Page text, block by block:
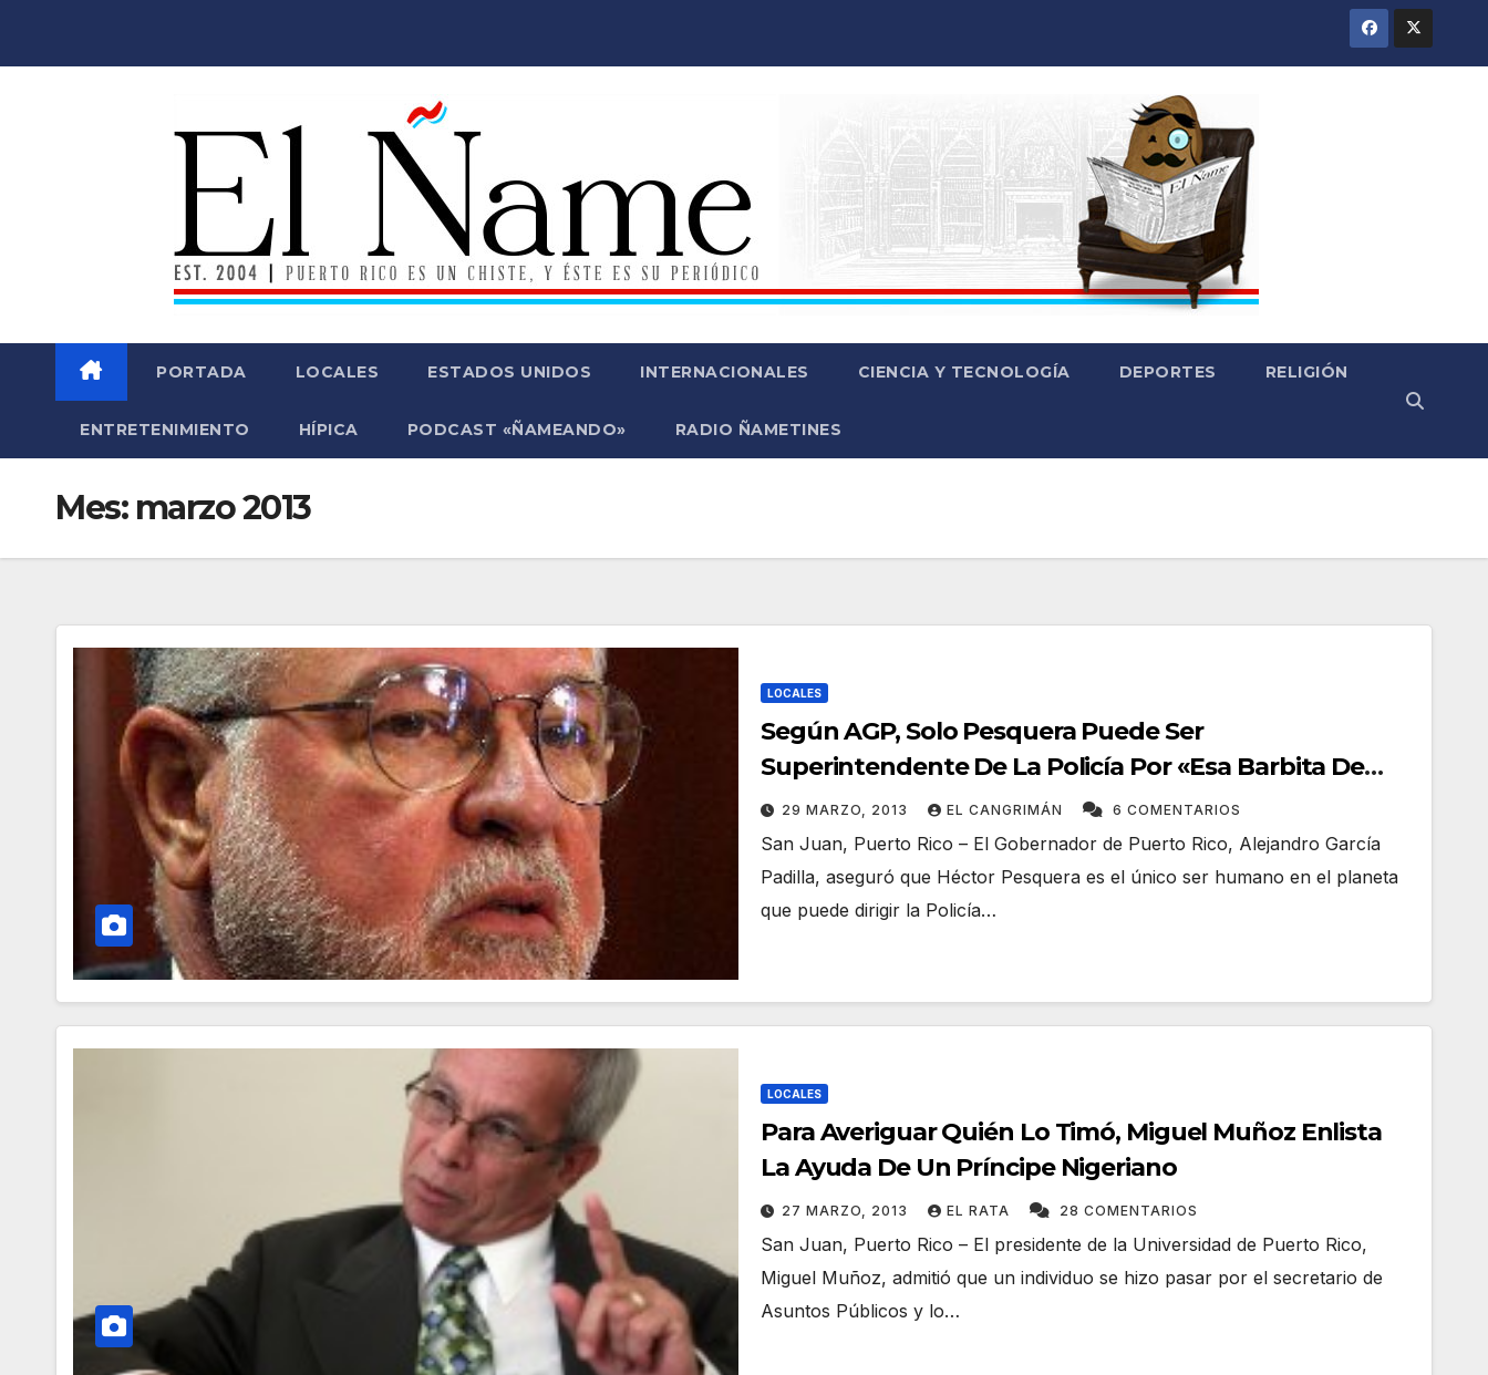
PORTADA LOCALES ESTADOS UNIDOS INTERNACIONALES CIENCIA Y TECNOLOGÍA DEPORTES RELIGIÓN
ENTRETENIMIENTO HÍPICA PODCAST «ÑAMEANDO» RADIO ÑAMETINES
Mes: marzo 2013
LOCALES
Según AGP, Solo Pesquera Puede Ser
Superintendente De La Policía Por «Esa Barbita De
Show»
29 MARZO, 2013 EL CANGRIMÁN 6 COMENTARIOS
San Juan, Puerto Rico – El Gobernador de Puerto Rico, Alejandro García
Padilla, aseguró que Héctor Pesquera es el único ser humano en el planeta
que puede dirigir la Policía…
LOCALES
Para Averiguar Quién Lo Timó, Miguel Muñoz Enlista
La Ayuda De Un Príncipe Nigeriano
27 MARZO, 2013 EL RATA 28 COMENTARIOS
San Juan, Puerto Rico – El presidente de la Universidad de Puerto Rico,
Miguel Muñoz, admitió que un individuo se hizo pasar por el secretario de
Asuntos Públicos y lo…